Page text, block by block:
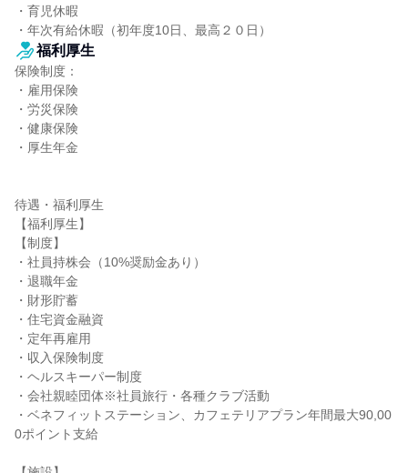
・育児休暇
・年次有給休暇（初年度10日、最高２０日）
福利厚生
保険制度：
・雇用保険
・労災保険
・健康保険
・厚生年金
待遇・福利厚生
【福利厚生】
【制度】
・社員持株会（10%奨励金あり）
・退職年金
・財形貯蓄
・住宅資金融資
・定年再雇用
・収入保険制度
・ヘルスキーパー制度
・会社親睦団体※社員旅行・各種クラブ活動
・ベネフィットステーション、カフェテリアプラン年間最大90,00
0ポイント支給